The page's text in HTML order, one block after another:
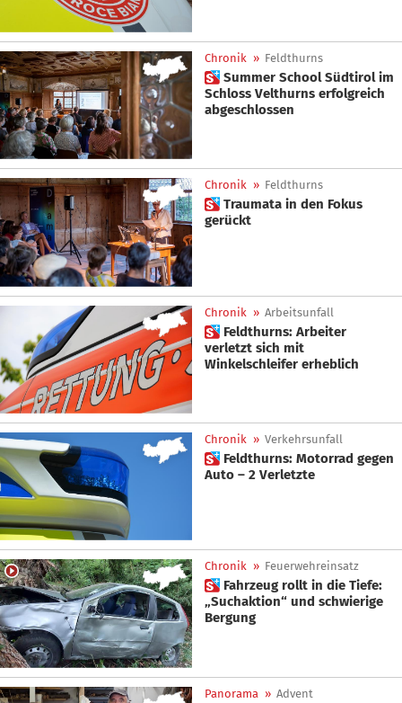
Chronik » Feldthurns
 Summer School Südtirol im
Schloss Velthurns erfolgreich
abgeschlossen
Chronik » Feldthurns
 Traumata in den Fokus
gerückt
Chronik » Arbeitsunfall
 Feldthurns: Arbeiter
verletzt sich mit
Winkelschleifer erheblich
Chronik » Verkehrsunfall
 Feldthurns: Motorrad gegen
Auto – 2 Verletzte
Chronik » Feuerwehreinsatz
 Fahrzeug rollt in die Tiefe:
„Suchaktion“ und schwierige
Bergung
Panorama » Advent